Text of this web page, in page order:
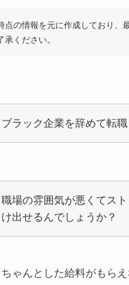
点の情報を元に作成しており、
承ください。
ブラック企業を辞めて転
職場の雰囲気が悪くてス
け出せるんでしょうか？
ゃんとした給料がもら